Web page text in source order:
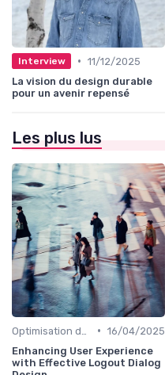
Interview • 11/12/2025
La vision du design durable
pour un avenir repensé
Les plus lus
• 16/04/2025
Enhancing User Experience
with Effective Logout Dialog